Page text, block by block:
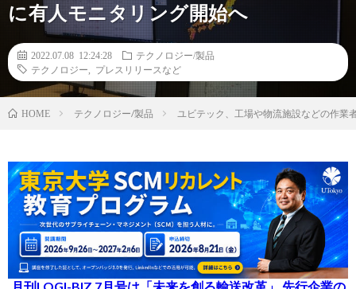
に有人モニタリング開始へ
2022.07.08 12:24:28
テクノロジー/製品
テクノロジー
プレスリリースなど
HOME テクノロジー/製品 ユビテック、工場や物流施設などの作業
月刊LOGI-BIZ 7月号は「未来を創る輸送改革」 先行企業の